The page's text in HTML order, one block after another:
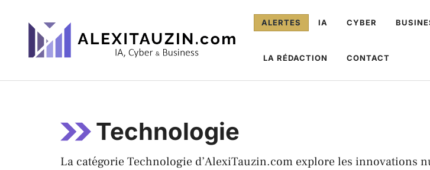
contenu
ALERTES IA CYBER
LA RÉDACTION CONTACT
Technologie
La catégorie Technologie d’AlexiTauzin.com explore les innovations